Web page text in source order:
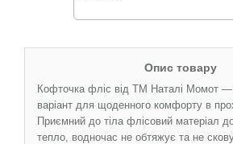
Опис товару
Кофточка фліс від ТМ Наталі Момот —
варіант для щоденного комфорту в
Приємний до тіла флісовий матеріал
тепло, водночас не обтяжує та не